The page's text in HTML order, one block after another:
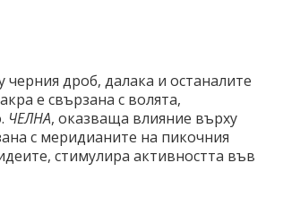
черния дроб, далака и останалите
е свързана с волята,
ЧЕЛНА, оказваща влияние върху
с меридианите на пикочния
стимулира активността във